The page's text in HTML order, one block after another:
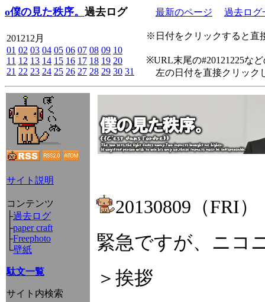
o僕の見た秩序。 過去ログ 最新のページ 過去ログ
201212月
01 02 03 04 05 06 07 08 09 10
11 12 13 14 15 16 17 18 19 20
21 22 23 24 25 26 27 28 29 30 31
※日付をクリックすると直
※URL末尾の#20121225な
左の日付を直接クリック
サイト説明
コンテンツ
├過去ログ
├paper craft
├Freephoto
└壁紙
駄文一覧
サイト内検索
20130809（FRI）
緊急ですが、ニコ
＞挨拶